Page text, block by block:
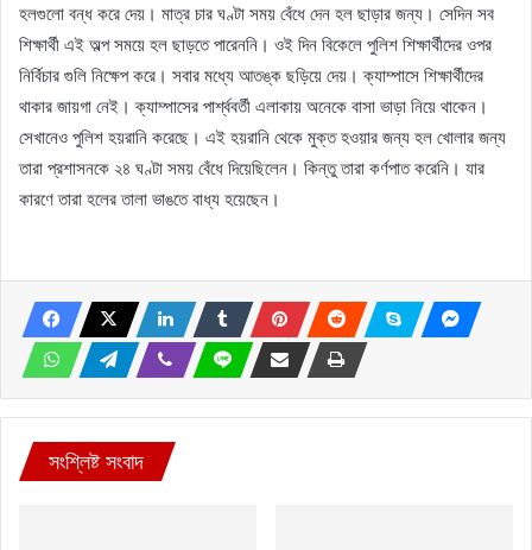
হলগুলো বন্ধ করে দেয়। মাত্র চার ঘণ্টা সময় বেঁধে দেন হল ছাড়ার জন্য। সেদিন সব
শিক্ষার্থী এই অল্প সময়ে হল ছাড়তে পারেননি। ওই দিন বিকেলে পুলিশ শিক্ষার্থীদের ওপর
নির্বিচার গুলি নিক্ষেপ করে। সবার মধ্যে আতঙ্ক ছড়িয়ে দেয়। ক্যাম্পাসে শিক্ষার্থীদের
থাকার জায়গা নেই। ক্যাম্পাসের পার্শ্ববর্তী এলাকায় অনেকে বাসা ভাড়া নিয়ে থাকেন।
সেখানেও পুলিশ হয়রানি করেছে। এই হয়রানি থেকে মুক্ত হওয়ার জন্য হল খোলার জন্য
তারা প্রশাসনকে ২৪ ঘণ্টা সময় বেঁধে দিয়েছিলেন। কিন্তু তারা কর্ণপাত করেনি। যার
কারণে তারা হলের তালা ভাঙতে বাধ্য হয়েছেন।
সংশ্লিষ্ট সংবাদ